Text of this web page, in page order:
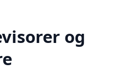
og